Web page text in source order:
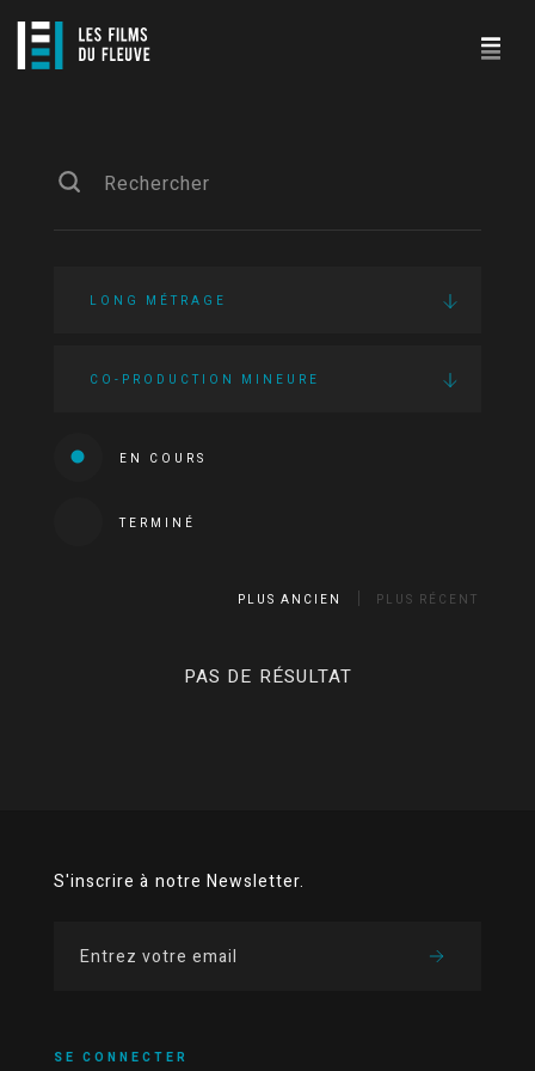
LONG MÉTRAGE
CO-PRODUCTION MINEURE
EN COURS
TERMINÉ
PLUS ANCIEN PLUS RÉCENT
PAS DE RÉSULTAT
S'inscrire à notre Newsletter.
SE CONNECTER